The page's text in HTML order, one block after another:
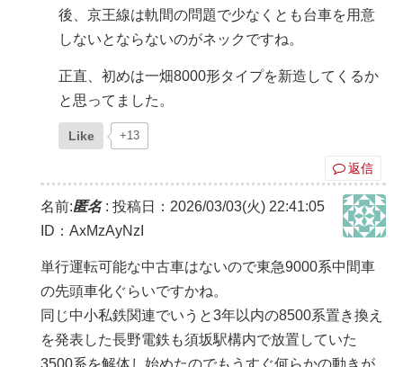
後、京王線は軌間の問題で少なくとも台車を用意
しないとならないのがネックですね。
正直、初めは一畑8000形タイプを新造してくるか
と思ってました。
Like +13
返信
名前:匿名: 投稿日：2026/03/03(火) 22:41:05
ID：AxMzAyNzI
単行運転可能な中古車はないので東急9000系中間車
の先頭車化ぐらいですかね。
同じ中小私鉄関連でいうと3年以内の8500系置き換え
を発表した長野電鉄も須坂駅構内で放置していた